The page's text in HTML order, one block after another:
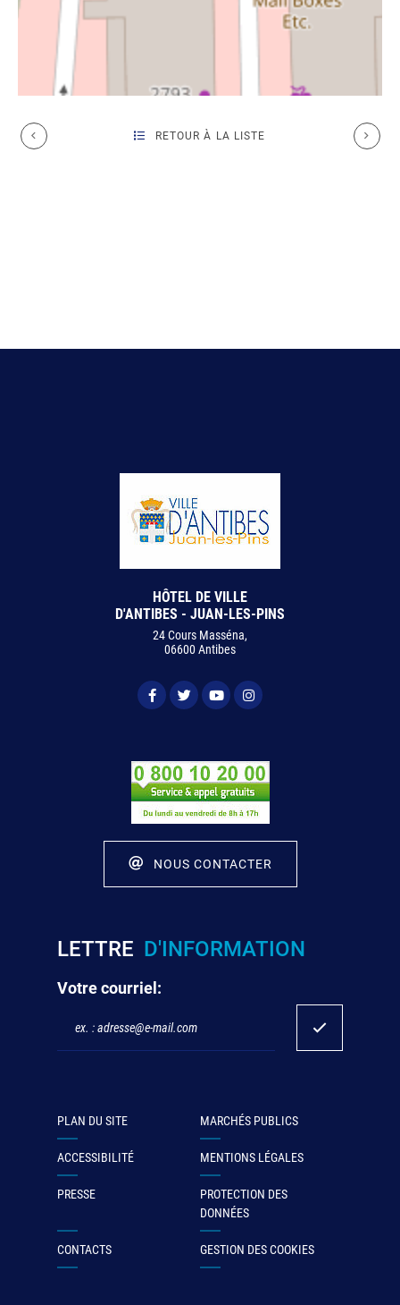
RETOUR À LA LISTE
HÔTEL DE VILLE
D'ANTIBES - JUAN-LES-PINS
24 Cours Masséna,
06600 Antibes
NOUS CONTACTER
LETTRE D'INFORMATION
Votre courriel:
PLAN DU SITE MARCHÉS PUBLICS
ACCESSIBILITÉ MENTIONS LÉGALES
PRESSE
PROTECTION DES
DONNÉES
CONTACTS GESTION DES COOKIES